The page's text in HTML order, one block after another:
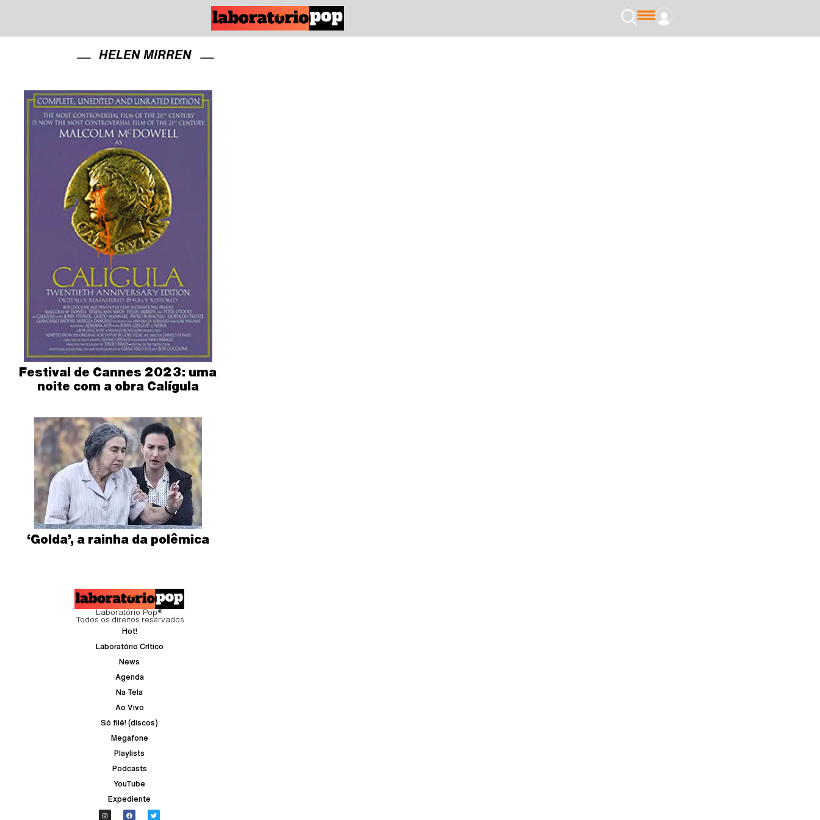
HELEN MIRREN
Festival de Cannes 2023: uma
noite com a obra Calígula
‘Golda’, a rainha da polêmica
Laboratório Pop®
Todos os direitos reservados
Hot!
Laboratório Crítico
News
Agenda
Na Tela
Ao Vivo
Só filé! (discos)
Megafone
Playlists
Podcasts
YouTube
Expediente